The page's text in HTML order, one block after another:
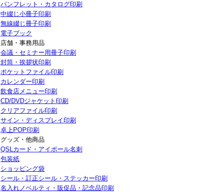
パンフレット・カタログ印刷
中綴じ小冊子印刷
無線綴じ冊子印刷
電子ブック
店舗・事務用品
会議・セミナー用冊子印刷
封筒・挨拶状印刷
ポケットファイル印刷
カレンダー印刷
飲食店メニュー印刷
CD/DVDジャケット印刷
クリアファイル印刷
サイン・ディスプレイ印刷
卓上POP印刷
グッズ・他商品
QSLカード・アイボール名刺
包装紙
ショッピング袋
シール・訂正シール・ステッカー印刷
名入れノベルティ・販促品・記念品印刷